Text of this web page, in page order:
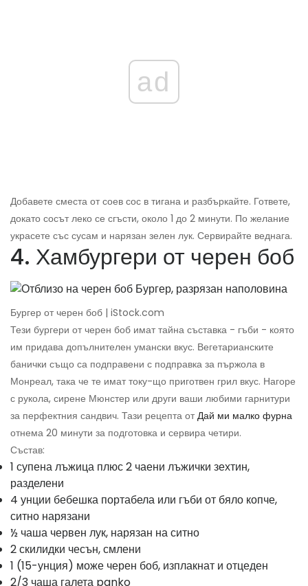
ad
Добавете сместа от соев сос в тигана и разбъркайте. Гответе,
докато сосът леко се сгъсти, около 1 до 2 минути. По желание
украсете със сусам и нарязан зелен лук. Сервирайте веднага.
4. Хамбургери от черен боб
Бургер от черен боб | iStock.com
Тези бургери от черен боб имат тайна съставка - гъби - която
им придава допълнителен умански вкус. Вегетарианските
банички също са подправени с подправка за пържола в
Монреал, така че те имат току-що приготвен грил вкус. Нагоре
с рукола, сирене Мюнстер или други ваши любими гарнитури
за перфектния сандвич. Тази рецепта отДай ми малко фурна
отнема 20 минути за подготовка и сервира четири.
Състав:
1 супена лъжица плюс 2 чаени лъжички зехтин,
разделени
4 унции бебешка портабела или гъби от бяло копче,
ситно нарязани
½ чаша червен лук, нарязан на ситно
2 скилидки чесън, смлени
1 (15-унция) може черен боб, изплакнат и отцеден
2/3 чаша галета panko